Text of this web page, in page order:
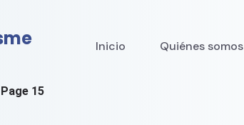
Inicio Quiénes somos
Page 15